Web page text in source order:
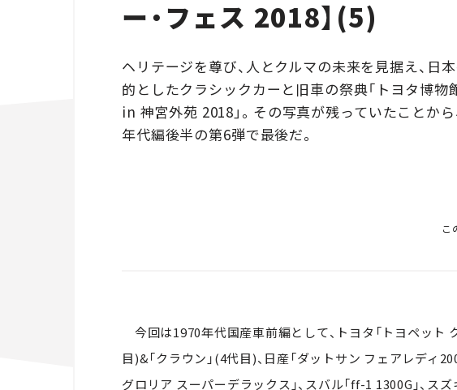
ー・フェス 2018】(5)
ヘリテージを尊び、人とクルマの未来を見据え、日
的としたクラシックカーと旧車の祭典「トヨタ博物
in 神宮外苑 2018」。その写真が残っていたことか
年代編後半の第6弾で最後だ。
こ
今回は1970年代国産車前編として、トヨタ「トヨペット
目)&「クラウン」(4代目)、日産「ダットサン フェアレディ
グロリア スーパーデラックス」、スバル「ff-1 1300G」、ス